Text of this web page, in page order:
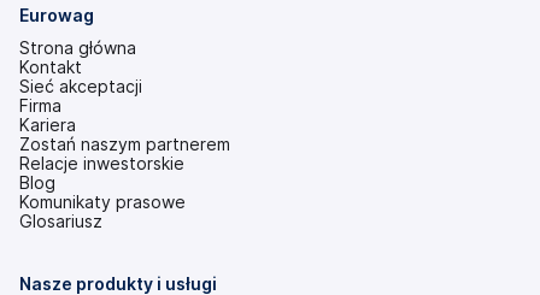
Eurowag
Strona główna
Kontakt
Sieć akceptacji
Firma
Kariera
Zostań naszym partnerem
Relacje inwestorskie
(otwiera
się
w
Blog
Komunikaty prasowe
Glosariusz
Nasze produkty i usługi